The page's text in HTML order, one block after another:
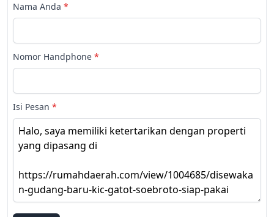
Nama Anda *
Nomor Handphone *
Isi Pesan *